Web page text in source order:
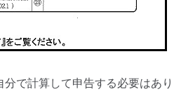
で計算して申告する必要はあり